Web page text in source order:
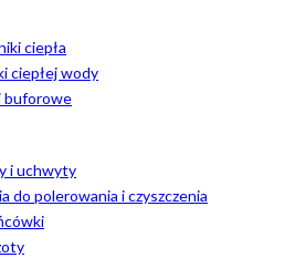
ciepła
ciepłej wody
buforowe
i uchwyty
do polerowania i czyszczenia